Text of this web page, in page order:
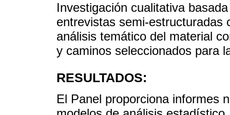
Investigación cualitativa
entrevistas semi-estructuradas
análisis temático del material
y caminos seleccionados para
RESULTADOS:
El Panel proporciona informes